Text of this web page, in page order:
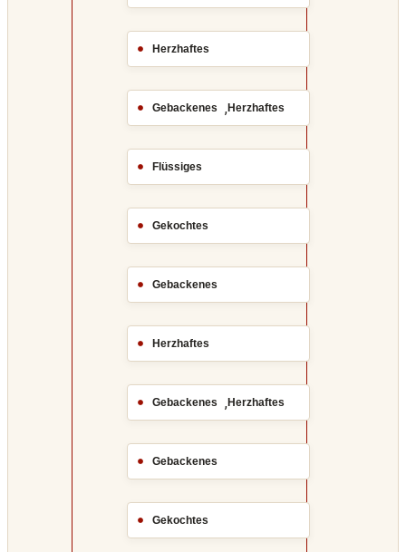
Herzhaftes
Gebackenes ,Herzhaftes
Flüssiges
Gekochtes
Gebackenes
Herzhaftes
Gebackenes ,Herzhaftes
Gebackenes
Gekochtes